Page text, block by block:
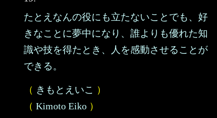
たとえなんの役にも立たないことでも、好
きなことに夢中になり、誰よりも優れた知
識や技を得たとき、人を感動させることが
できる。
（ きもとえいこ ）
（ Kimoto Eiko ）